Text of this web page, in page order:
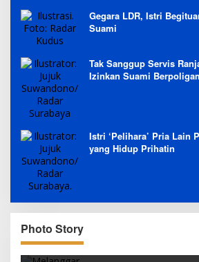
Gegara LDR, Istri
Suami
Tak Sanggup Servis
Izinkan Suami
Istri ‘Pelihara’ Pria Lain
yang Hidup Prihatin
Photo Story
PARKIR SEMBARANG